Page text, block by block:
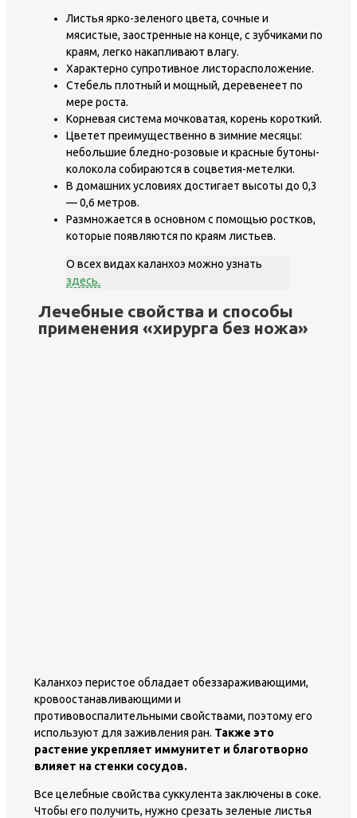
Листья ярко-зеленого цвета, сочные и
мясистые, заостренные на конце, с зубчиками по
краям, легко накапливают влагу.
Характерно супротивное листорасположение.
Стебель плотный и мощный, деревенеет по
мере роста.
Корневая система мочковатая, корень короткий.
Цветет преимущественно в зимние месяцы:
небольшие бледно-розовые и красные бутоны-
колокола собираются в соцветия-метелки.
В домашних условиях достигает высоты до 0,3
— 0,6 метров.
Размножается в основном с помощью ростков,
которые появляются по краям листьев.
О всех видах каланхоэ можно узнать
здесь.
Лечебные свойства и способы
применения «хирурга без ножа»
Каланхоэ перистое обладает обеззараживающими,
кровоостанавливающими и
противовоспалительными свойствами, поэтому его
используют для заживления ран. Также это
растение укрепляет иммунитет и благотворно
влияет на стенки сосудов.
Все целебные свойства суккулента заключены в соке.
Чтобы его получить, нужно срезать зеленые листья